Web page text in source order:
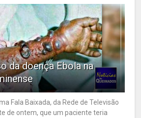
da doença Ebola na
Fala Baixada, da Rede de Televisão
de ontem, que um paciente teria